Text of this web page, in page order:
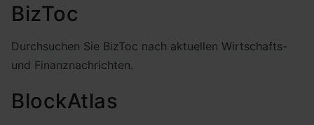
BizToc
Durchsuchen Sie BizToc nach aktuellen Wirtschafts-
und Finanznachrichten.
BlockAtlas